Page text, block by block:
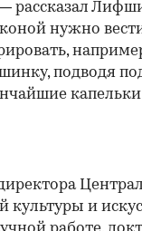
рассказал
нужно
подводя
культуры и